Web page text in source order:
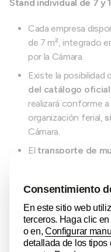
Stand individual de 7 y
Cada empresa
de 7 m², integrado
por la Cámara.
Existe la posibilidad
del catálogo
realizará conforme
organización ferial,
Cámara.
El transporte de
empresas
La participación se
acciones de visibilidad
Cámara de Álava,